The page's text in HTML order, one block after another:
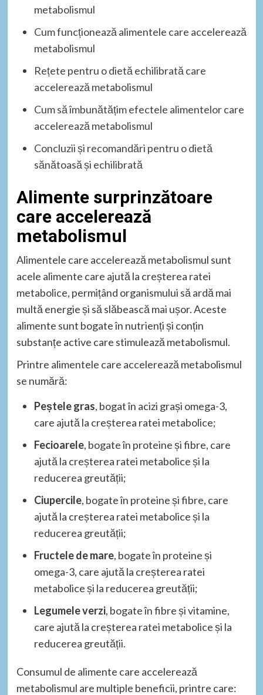
metabolismul
Cum funcționează alimentele care accelerează
metabolismul
Rețete pentru o dietă echilibrată care
accelerează metabolismul
Cum să îmbunătățim efectele alimentelor care
accelerează metabolismul
Concluzii și recomandări pentru o dietă
sănătoasă și echilibrată
Alimente surprinzătoare
care accelerează
metabolismul
Alimentele care accelerează metabolismul sunt
acele alimente care ajută la creșterea ratei
metabolice, permițând organismului să ardă mai
multă energie și să slăbească mai ușor. Aceste
alimente sunt bogate în nutrienți și conțin
substanțe active care stimulează metabolismul.
Printre alimentele care accelerează metabolismul
se numără:
Peștele gras, bogat în acizi grași omega-3,
care ajută la creșterea ratei metabolice;
Fecioarele, bogate în proteine și fibre, care
ajută la creșterea ratei metabolice și la
reducerea greutății;
Ciupercile, bogate în proteine și fibre, care
ajută la creșterea ratei metabolice și la
reducerea greutății;
Fructele de mare, bogate în proteine și
omega-3, care ajută la creșterea ratei
metabolice și la reducerea greutății;
Legumele verzi, bogate în fibre și vitamine,
care ajută la creșterea ratei metabolice și la
reducerea greutății.
Consumul de alimente care accelerează
metabolismul are multiple beneficii, printre care: